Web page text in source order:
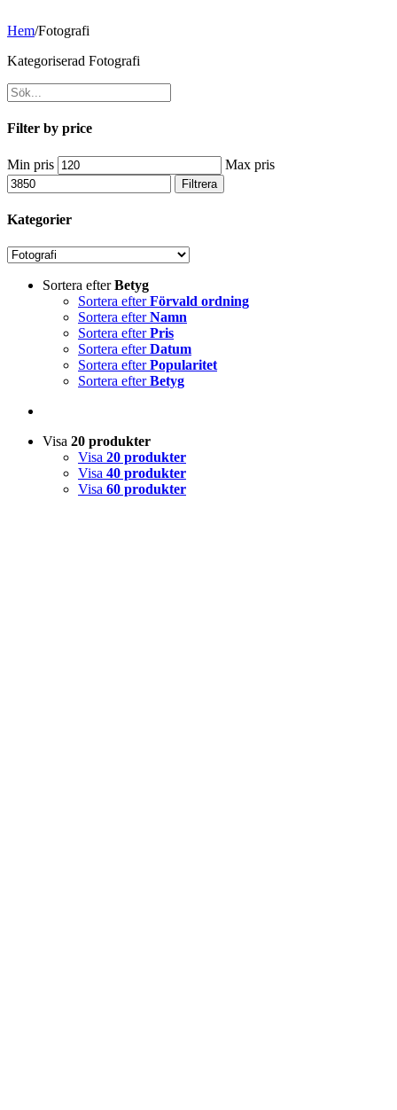
Hem/Fotografi
Kategoriserad Fotografi
Filter by price
Min pris Max pris
Filtrera
Kategorier
Sortera efterBetyg
Sortera efterFörvald ordning
Sortera efterNamn
Sortera efterPris
Sortera efterDatum
Sortera efterPopularitet
Sortera efterBetyg
Visa 20 produkter
Visa 20 produkter
Visa 40 produkter
Visa 60 produkter